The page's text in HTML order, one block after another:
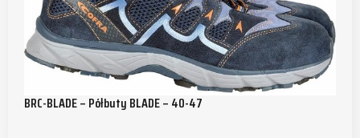
BRC-BLADE – Półbuty BLADE – 40-47